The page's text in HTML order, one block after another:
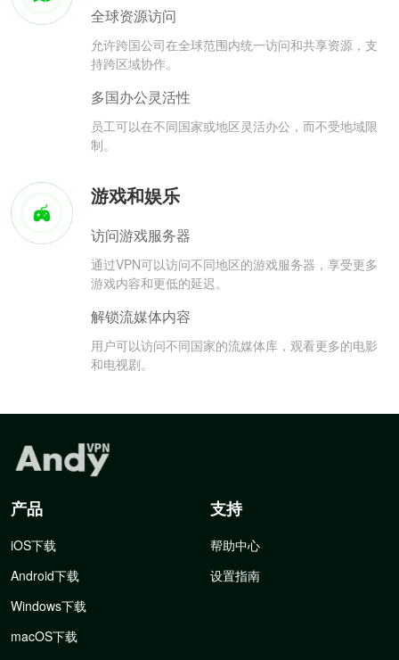
全球资源访问
允许跨国公司在全球范围内统一访问和共享资源，支
持跨区域协作。
多国办公灵活性
员工可以在不同国家或地区灵活办公，而不受地域限
制。
游戏和娱乐
访问游戏服务器
通过VPN可以访问不同地区的游戏服务器，享受更多
游戏内容和更低的延迟。
解锁流媒体内容
用户可以访问不同国家的流媒体库，观看更多的电影
和电视剧。
产品
iOS下载
Android下载
Windows下载
macOS下载
支持
帮助中心
设置指南